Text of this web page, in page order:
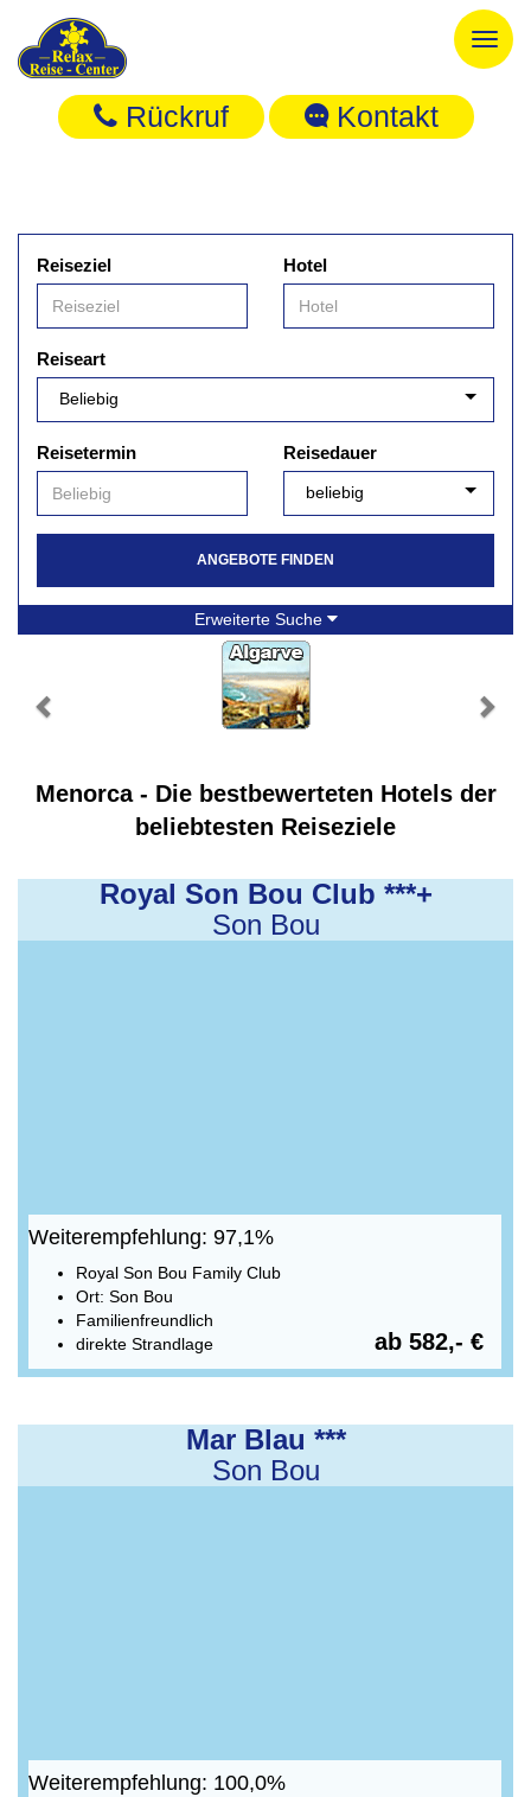
Toggle
Rückruf Kontakt
Reiseziel Hotel
Reiseart
Reisetermin Reisedauer
ANGEBOTE FINDEN
Erweiterte Suche
Menorca - Die bestbewerteten Hotels der
beliebtesten Reiseziele
Royal Son Bou Club ***+
Son Bou
Weiterempfehlung: 97,1%
Royal Son Bou Family Club
Ort: Son Bou
Familienfreundlich
direkte Strandlage
ab 582,- €
Mar Blau ***
Son Bou
Weiterempfehlung: 100,0%